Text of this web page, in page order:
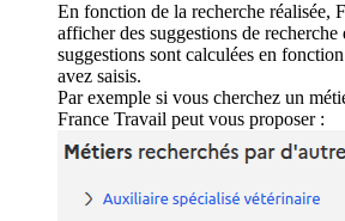
En fonction de la recherche réalisée,
afficher des suggestions de recherche
suggestions sont calculées en
avez saisis.
Par exemple si vous cherchez un
France Travail peut vous proposer :